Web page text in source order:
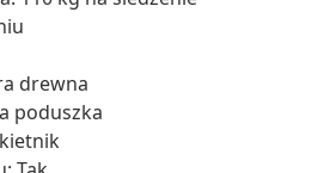
drewna
poduszka